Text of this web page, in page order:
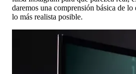
daremos una comprensión básica de lo
lo más realista posible.